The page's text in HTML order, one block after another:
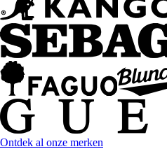
Ontdek al onze merken